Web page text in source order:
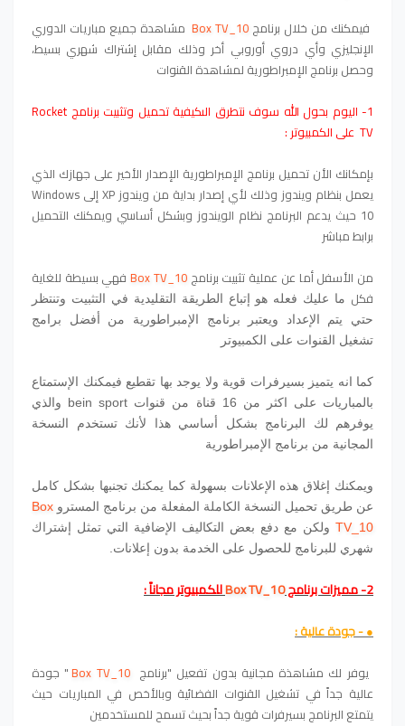
فيمكنك من خلال برنامج Box TV_10 مشاهدة جميع مباريات الدوري
الإنجليزي وأي دروي أوروبي أخر وذلك مقابل إشتراك شهري بسيط،
وحصل برنامج الإمبراطورية لمشاهدة القنوات
1- اليوم بحول الله سوف نتطرق الىكيفية تحميل وتثبيت برنامج Rocket
TV على الكمبيوتر :
بإمكانك الأن تحميل برنامج الإمبراطورية الإصدار الأخير على جهازك الذي
يعمل بنظام ويندوز وذلك لأي إصدار بداية من ويندوز XP إلى Windows
10 حيث يدعم البرنامج نظام الويندوز وبشكل أساسي ويمكنك التحميل
برابط مباشر
من الأسفل أما عن عملية تثبيت برنامجBox TV_10فهي بسيطة للغاية
فكل ما عليك فعله هو إتباع الطريقة التقليدية في التثبيت وتنتظر
حتي يتم الإعداد ويعتبر برنامج الإمبراطورية من أفضل برامج
تشغيل القنوات على الكمبيوتر
كما انه يتميز بسيرفرات قوية ولا يوجد بها تقطيع فيمكنك الإستمتاع
بالمباريات على اكثر من 16 قناة من قنوات bein sport والذي
يوفرهم لك البرنامج بشكل أساسي هذا لأنك تستخدم النسخة
المجانية من برنامج الإمبراطورية
ويمكنك إغلاق هذه الإعلانات بسهولة كما يمكنك تجنبها بشكل كامل
عن طريق تحميل النسخة الكاملة المفعلة من برنامج المسترو Box
TV_10 ولكن مع دفع بعض التكاليف الإضافية التي تمثل إشتراك
شهري للبرنامج للحصول على الخدمة بدون إعلانات.
2- مميزات برنامج Box TV_10للكمبيوتر مجاناً :
● - جودة عالية :
يوفر لك مشاهذة مجانية بدون تفعيل "برنامجBox TV_10" جودة
عالية جداً في تشغيل القنوات الفضائية وبالأخص في المباريات حيث
يتمتع البرنامج بسيرفرات قوية جداً بحيث تسمح للمستخدمين